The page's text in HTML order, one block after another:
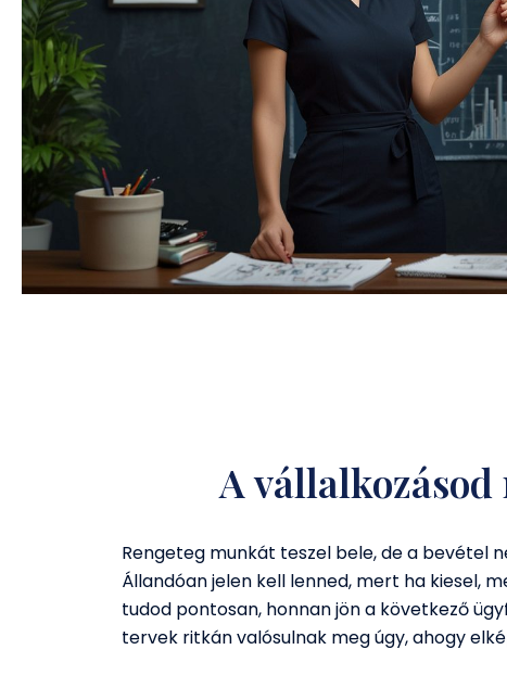
A
Rengeteg munkát teszel bele, de a bevétel
Állandóan jelen kell lenned, mert ha kiesel,
tudod pontosan, honnan jön a következő
tervek ritkán valósulnak meg úgy, ahogy